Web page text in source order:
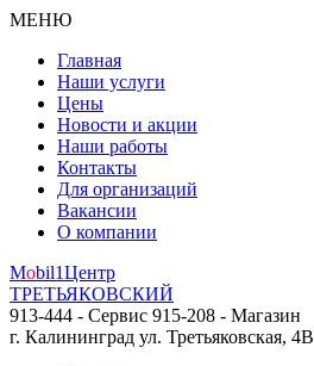
МЕНЮ
Главная
Наши услуги
Цены
Новости и акции
Наши работы
Контакты
Для организаций
Вакансии
О компании
Mobil1Центр
ТРЕТЬЯКОВСКИЙ
913-444 - Сервис 915-208 - Магазин
г. Калининград ул. Третьяковская, 4В